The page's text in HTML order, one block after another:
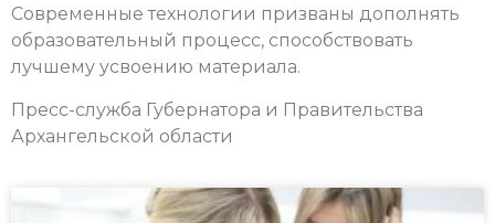
Современные технологии призваны дополнять
образовательный процесс, способствовать
лучшему усвоению материала.
Пресс-служба Губернатора и Правительства
Архангельской области